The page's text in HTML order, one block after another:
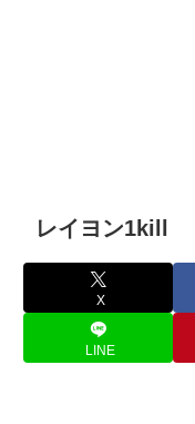
レイヨン1kill
X
LINE